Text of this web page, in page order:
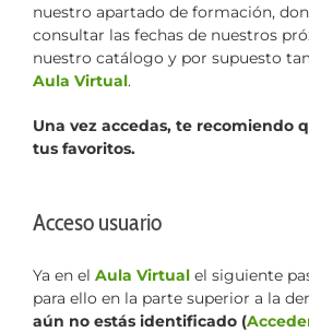
nuestro apartado de formación,
consultar las fechas de nuestros
nuestro catálogo y por supuesto
Aula Virtual.
Una vez accedas, te recomiendo
tus favoritos.
Acceso usuario
Ya en el Aula Virtual el siguiente
para ello en la parte superior a la
aún no estás identificado (